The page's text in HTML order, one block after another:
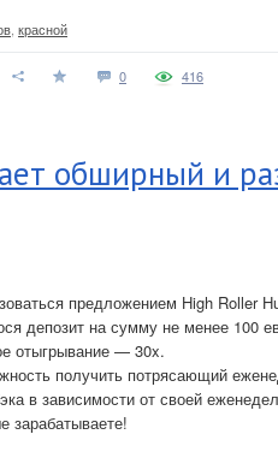
красной
0 416
обширный и
предложением High Roller
депозит на сумму не менее 100
отыгрывание — 30x.
получить потрясающий
в зависимости от своей
зарабатываете!